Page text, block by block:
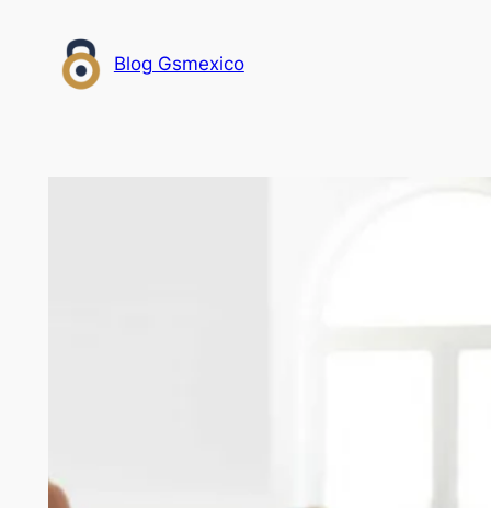
contenido
Blog Gsmexico